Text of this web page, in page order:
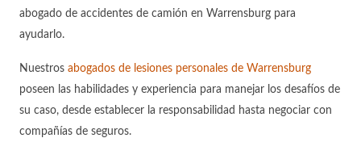
abogado de accidentes de camión en Warrensburg para
ayudarlo.
Nuestros abogados de lesiones personales de Warrensburg
poseen las habilidades y experiencia para manejar los desafíos de
su caso, desde establecer la responsabilidad hasta negociar con
compañías de seguros.